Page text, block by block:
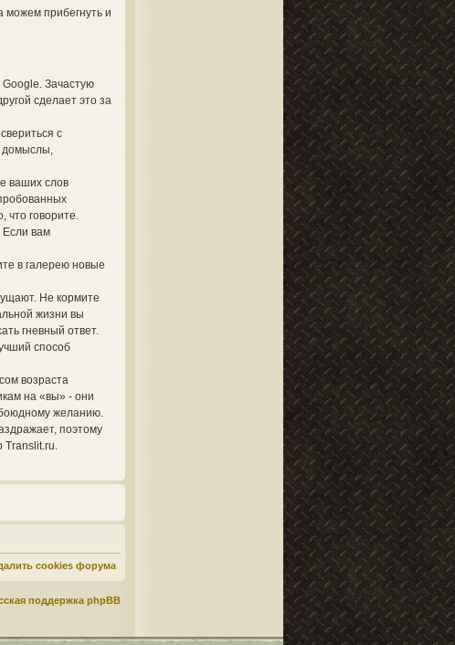
можем прибегнуть и
Зачастую
сделает это за
с
домыслы,
ваших слов
что говорите.
Если вам
в галерею новые
Не кормите
жизни вы
гневный ответ.
способ
возраста
на «вы» - они
желанию.
поэтому
Translit.ru.
cookies форума
поддержка phpBB